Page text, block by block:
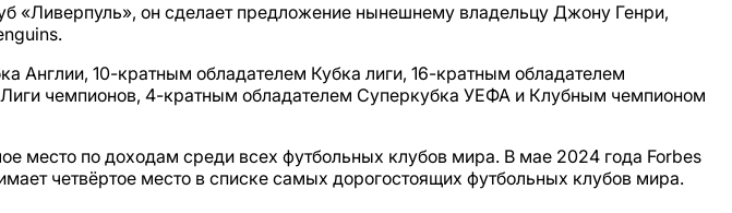
«Ливерпуль», он сделает предложение нынешнему владельцу Джону Генри,
Англии, 10-кратным обладателем Кубка лиги, 16-кратным обладателем
чемпионов, 4-кратным обладателем Суперкубка УЕФА и Клубным чемпионом
место по доходам среди всех футбольных клубов мира. В мае 2024 года Forbes
четвёртое место в списке самых дорогостоящих футбольных клубов мира.